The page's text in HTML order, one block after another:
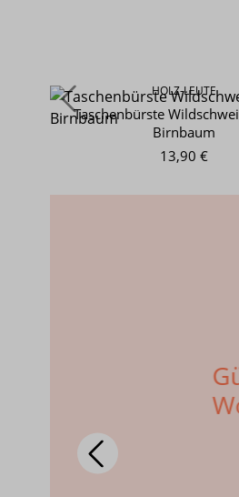
HOLZ-LEUTE
Taschenbürste
Birnbaum
13,90 €